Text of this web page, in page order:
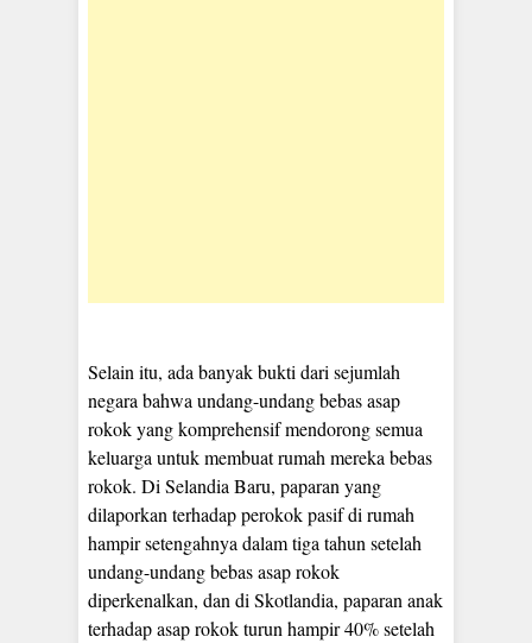
Selain itu, ada banyak bukti dari sejumlah
negara bahwa undang-undang bebas asap
rokok yang komprehensif mendorong semua
keluarga untuk membuat rumah mereka bebas
rokok. Di Selandia Baru, paparan yang
dilaporkan terhadap perokok pasif di rumah
hampir setengahnya dalam tiga tahun setelah
undang-undang bebas asap rokok
diperkenalkan, dan di Skotlandia, paparan anak
terhadap asap rokok turun hampir 40% setelah